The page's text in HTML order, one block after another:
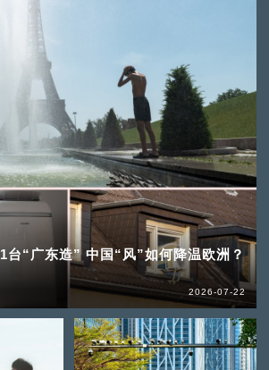
台“广东造” 中国“风”如何降温欧洲？
2026-07-22